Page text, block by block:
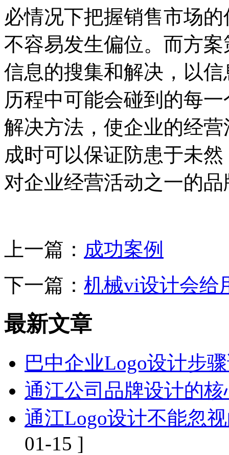
必情况下把握销售市场
不容易发生偏位。而方
信息的搜集和解决，以
历程中可能会碰到的每
解决方法，使企业的经
成时可以保证防患于未
对企业经营活动之一的
上一篇： 成功案例
下一篇： 机械vi设计会给
最新文章
巴中企业Logo设计步
通江公司品牌设计的
通江Logo设计不能忽
01-15 ]